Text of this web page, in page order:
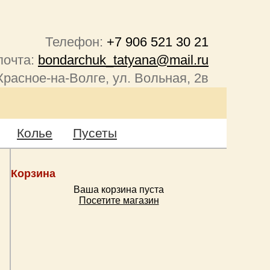
Телефон: +7 906 521 30 21
bondarchuk_tatyana@mail.ru
на-Волге, ул. Вольная, 2в
Колье Пусеты
Корзина
Ваша корзина пуста
Посетите магазин